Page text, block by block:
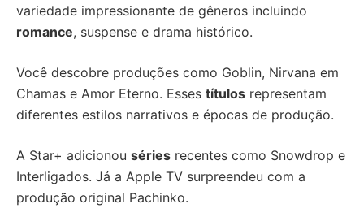
variedade impressionante de gêneros incluindo
romance, suspense e drama histórico.
Você descobre produções como Goblin, Nirvana em
Chamas e Amor Eterno. Esses títulos representam
diferentes estilos narrativos e épocas de produção.
A Star+ adicionou séries recentes como Snowdrop e
Interligados. Já a Apple TV surpreendeu com a
produção original Pachinko.